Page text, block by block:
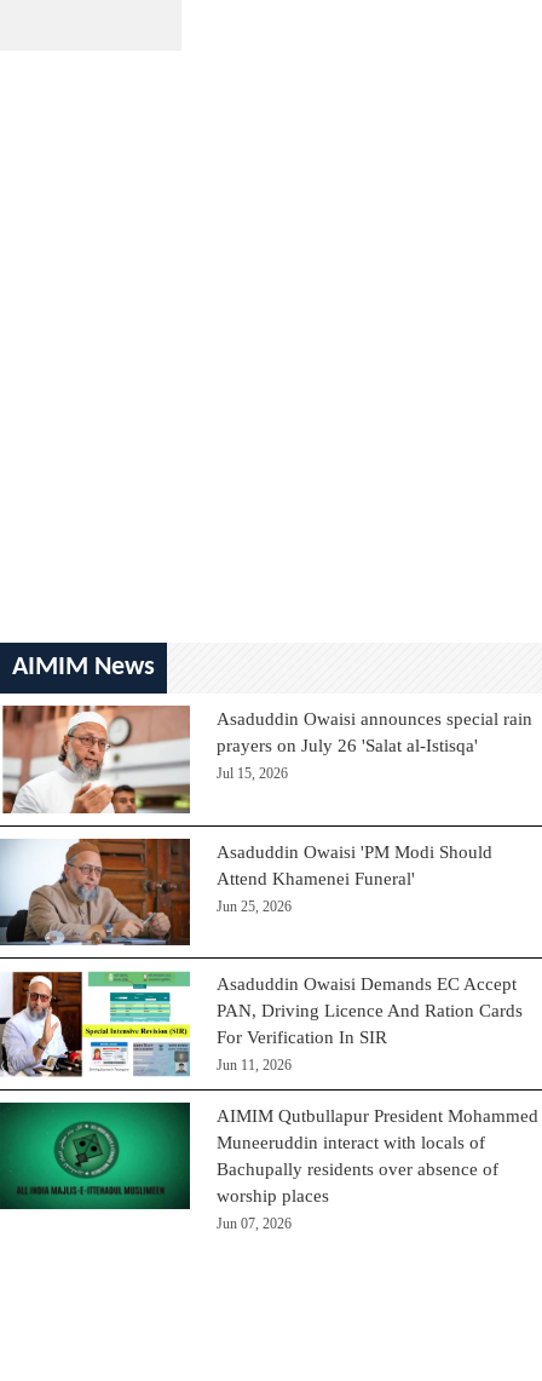
AIMIM News
Asaduddin Owaisi announces special rain
prayers on July 26 'Salat al-Istisqa'
Jul 15, 2026
Asaduddin Owaisi 'PM Modi Should
Attend Khamenei Funeral'
Jun 25, 2026
Asaduddin Owaisi Demands EC Accept
PAN, Driving Licence And Ration Cards
For Verification In SIR
Jun 11, 2026
AIMIM Qutbullapur President Mohammed
Muneeruddin interact with locals of
Bachupally residents over absence of
worship places
Jun 07, 2026